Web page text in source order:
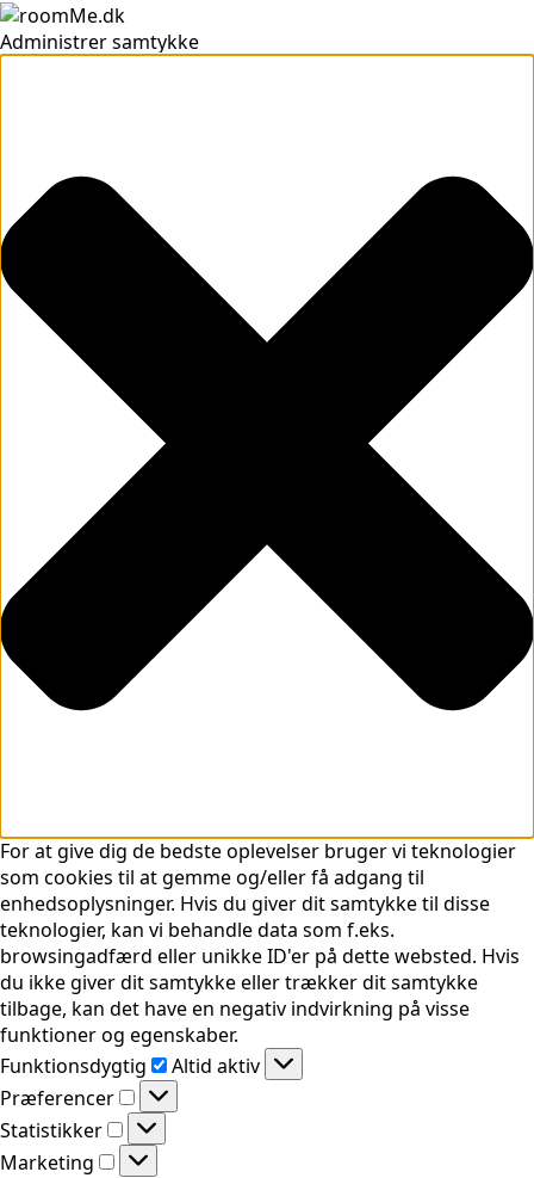
Administrer samtykke
For at give dig de bedste oplevelser bruger vi teknologier
som cookies til at gemme og/eller få adgang til
enhedsoplysninger. Hvis du giver dit samtykke til disse
teknologier, kan vi behandle data som f.eks.
browsingadfærd eller unikke ID'er på dette websted. Hvis
du ikke giver dit samtykke eller trækker dit samtykke
tilbage, kan det have en negativ indvirkning på visse
funktioner og egenskaber.
Funktionsdygtig
Funktionsdygtig
Altid aktiv
Præferencer
Præferencer
Statistikker
Statistikker
Marketing
Marketing